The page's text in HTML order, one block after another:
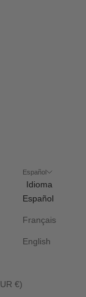
€)
Español
Idioma
Español
Français
English